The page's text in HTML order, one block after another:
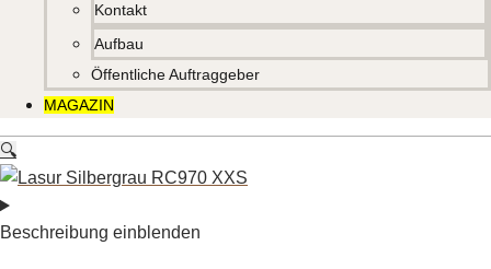
Kontakt
Aufbau
Öffentliche Auftraggeber
MAGAZIN
🔍
Beschreibung einblenden